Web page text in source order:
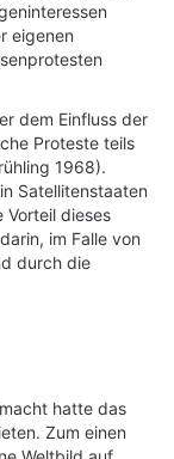
eigenen
dem Einfluss der
Proteste teils
1968).
Satellitenstaaten
Vorteil dieses
im Falle von
durch die
hatte das
Zum einen